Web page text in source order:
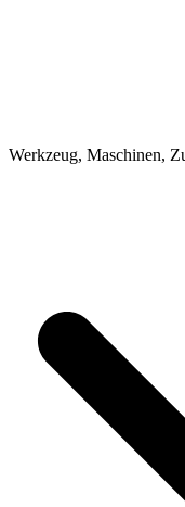
Werkzeug, Maschinen,